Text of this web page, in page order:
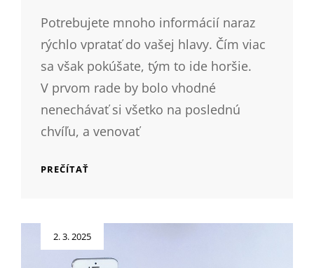
Potrebujete mnoho informácií naraz
rýchlo vpratať do vašej hlavy. Čím viac
sa však pokúšate, tým to ide horšie.
V prvom rade by bolo vhodné
nenechávať si všetko na poslednú
chvíľu, a venovať
PREČÍTAŤ
2. 3. 2025